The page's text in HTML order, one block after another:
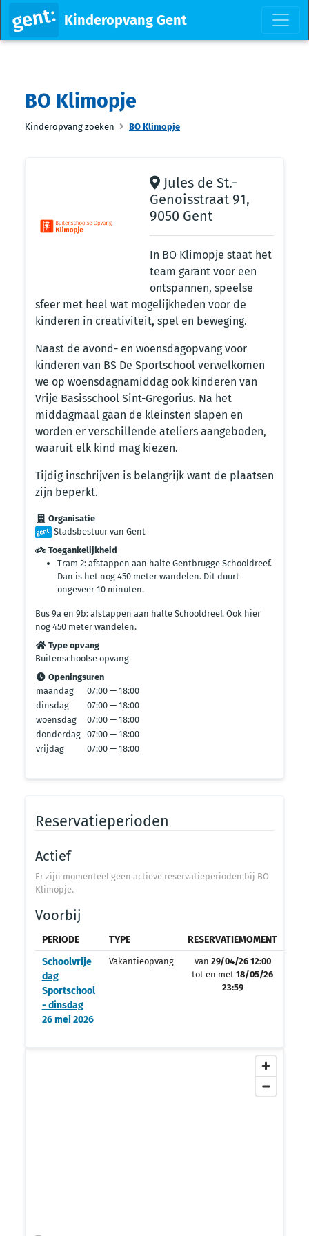
Kinderopvang Gent
BO Klimopje
Kinderopvang zoeken BO Klimopje
Jules de St.-
Genoisstraat 91,
9050 Gent
In BO Klimopje staat het
team garant voor een
ontspannen, speelse
sfeer met heel wat mogelijkheden voor de
kinderen in creativiteit, spel en beweging.
Naast de avond- en woensdagopvang voor
kinderen van BS De Sportschool verwelkomen
we op woensdagnamiddag ook kinderen van
Vrije Basisschool Sint-Gregorius. Na het
middagmaal gaan de kleinsten slapen en
worden er verschillende ateliers aangeboden,
waaruit elk kind mag kiezen.
Tijdig inschrijven is belangrijk want de plaatsen
zijn beperkt.
Organisatie
Stadsbestuur van Gent
Toegankelijkheid
Tram 2: afstappen aan halte Gentbrugge Schooldreef.
Dan is het nog 450 meter wandelen. Dit duurt
ongeveer 10 minuten.
Bus 9a en 9b: afstappen aan halte Schooldreef. Ook hier
nog 450 meter wandelen.
Type opvang
Buitenschoolse opvang
Openingsuren
maandag
07:00 — 18:00
dinsdag
07:00 — 18:00
woensdag
07:00 — 18:00
donderdag 07:00 — 18:00
vrijdag
07:00 — 18:00
Reservatieperioden
Actief
Er zijn momenteel geen actieve reservatieperioden bij BO
Klimopje.
Voorbij
PERIODE TYPE RESERVATIEMOMENT
Schoolvrije
dag
Sportschool
- dinsdag
26 mei 2026
Vakantieopvang van 29/04/26 12:00
tot en met 18/05/26
23:59